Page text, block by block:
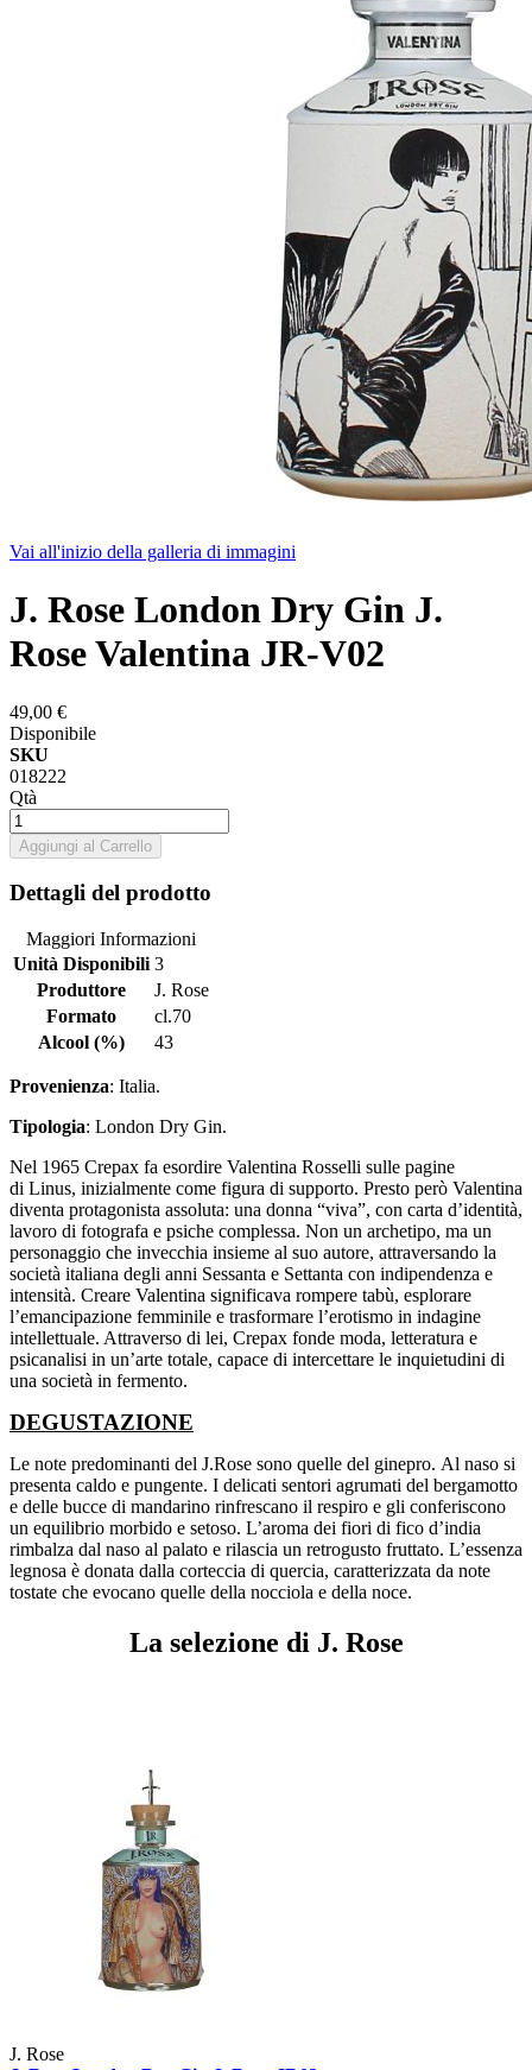
Vai all'inizio della galleria di immagini
J. Rose London Dry Gin J.
Rose Valentina JR-V02
49,00 €
Disponibile
SKU
018222
Qtà
Aggiungi al Carrello
Dettagli del prodotto
Maggiori Informazioni
Unità Disponibili 3
Produttore
J. Rose
Formato
cl.70
Alcool (%)
43
Provenienza: Italia.
Tipologia: London Dry Gin.
Nel 1965 Crepax fa esordire Valentina Rosselli sulle pagine
di Linus, inizialmente come figura di supporto. Presto però Valentina
diventa protagonista assoluta: una donna “viva”, con carta d’identità,
lavoro di fotografa e psiche complessa. Non un archetipo, ma un
personaggio che invecchia insieme al suo autore, attraversando la
società italiana degli anni Sessanta e Settanta con indipendenza e
intensità. Creare Valentina significava rompere tabù, esplorare
l’emancipazione femminile e trasformare l’erotismo in indagine
intellettuale. Attraverso di lei, Crepax fonde moda, letteratura e
psicanalisi in un’arte totale, capace di intercettare le inquietudini di
una società in fermento.
DEGUSTAZIONE
Le note predominanti del J.Rose sono quelle del ginepro. Al naso si
presenta caldo e pungente. I delicati sentori agrumati del bergamotto
e delle bucce di mandarino rinfrescano il respiro e gli conferiscono
un equilibrio morbido e setoso. L’aroma dei fiori di fico d’india
rimbalza dal naso al palato e rilascia un retrogusto fruttato. L’essenza
legnosa è donata dalla corteccia di quercia, caratterizzata da note
tostate che evocano quelle della nocciola e della noce.
La selezione di J. Rose
J. Rose